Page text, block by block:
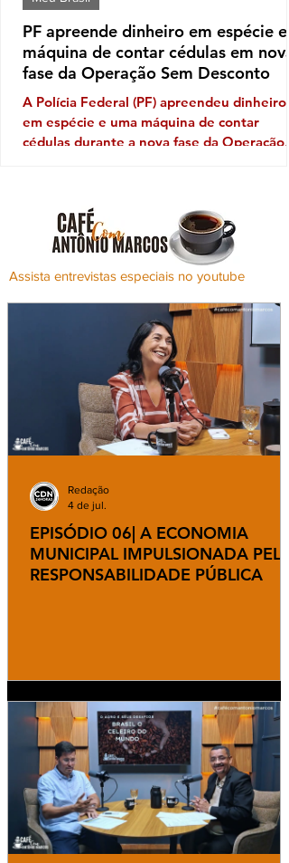
PF apreende dinheiro em espécie e
máquina de contar cédulas em nova
fase da Operação Sem Desconto
A Polícia Federal (PF) apreendeu dinheiro
em espécie e uma máquina de contar
cédulas durante a nova fase da Operação
pensionistas do Instituto Nacional do
Social (INSS). A ofensiva foi autorizada pelo
ministro André Mendonça, do Supremo
Tribunal Federal (STF), e incluiu o
cumprimento de mandados de busca e
apreensão para aprofundar as
Assista entrevistas especiais no youtube
EPISÓDIO 06| A ECONOMIA
MUNICIPAL IMPULSIONADA PELA
RESPONSABILIDADE PÚBLICA
Redação
4 de jul.